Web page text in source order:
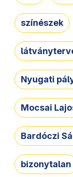
színészek
Nyugati
Mocsai
Bardóczi
bizonytalan